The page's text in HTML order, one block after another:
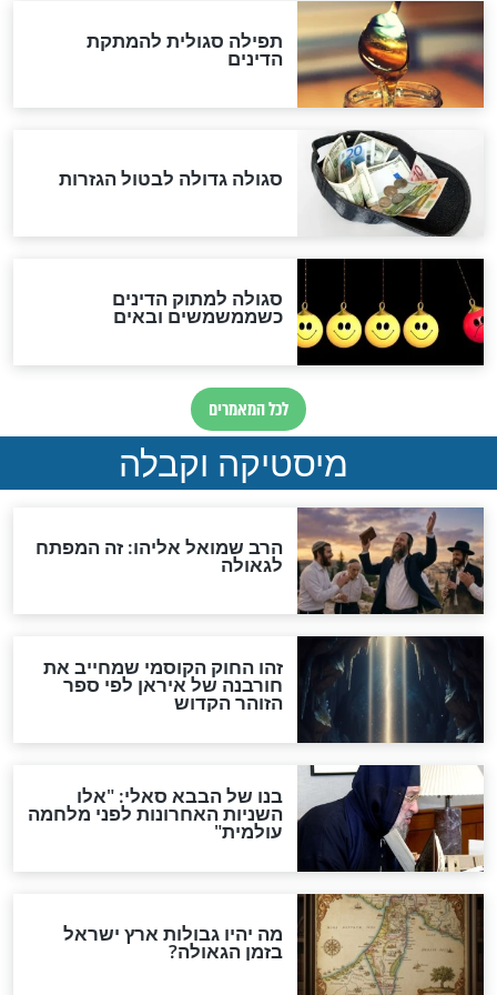
המסמך האבוד שנחשף
במרתפי מוסקבה: כתב היד
הנדיר של הרשב"ם התגלה
שורדת השואה שחוגגת 100:
"מודה לקב"ה על כל השנים"
לכל המאמרים
אחרית הימים
האם אפשר לחשב את הקץ?
מה יהיה בימות המשיח?
"לפני הגאולה תהיה אפיקורסות
והכחשה גדולה מאוד של
האמונה"
האם לאחר בוא המשיח יהיה